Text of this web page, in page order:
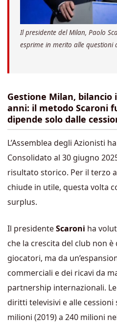
Il presidente del Milan, Paolo
esprime in merito alle questioni
Gestione Milan,
anni: il metodo Scaroni
dipende solo dalle
L’Assemblea degli Azionisti
Consolidato al 30 giugno
risultato storico. Per il terzo
chiude in utile, questa volta
surplus.
Il presidenteScaroni ha
che la crescita del club non
giocatori, ma da
commerciali e dei ricavi da
partnership internazionali.
diritti televisivi e alle
milioni (2019) a 240 milioni